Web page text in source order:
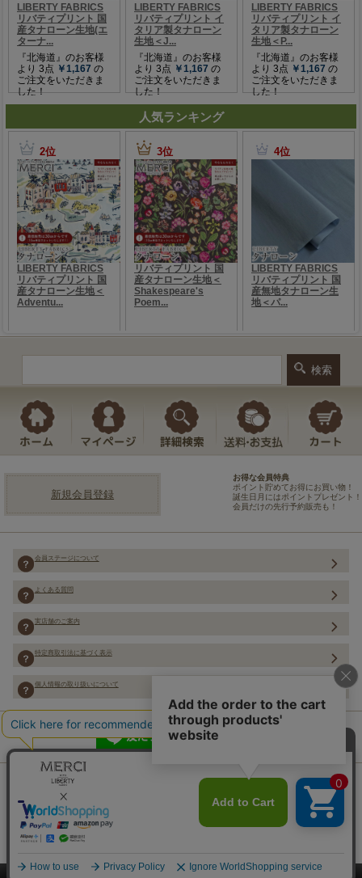
人気ランキング
絞り込み
新規会員登録
お得な会員特典
ポイント貯めてお得にお買い物！
誕生日月にはポイントプレゼント！
会員だけの先行予約販売も！
会員ステージについて
よくある質問
実店舗のご案内
特定商取引法に基づく表示
個人情報の取り扱いについて
Copyright (C) Merci Co.,Ltd. ALL rights reserved.
このページをPC用に切り替え